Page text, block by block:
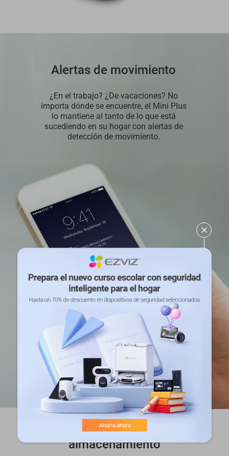
Alertas de movimiento
¿En el trabajo? ¿De vacaciones? No
importa dónde se encuentre, el Mini Plus
lo mantiene al tanto de lo que está
sucediendo en su hogar con alertas de
detección de movimiento.
Múltiples opciones de
almacenamiento